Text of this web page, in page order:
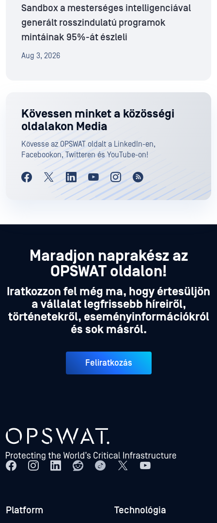
Sandbox a mesterséges intelligenciával
generált rosszindulatú programok
mintáinak 95%-át észleli
Aug 3, 2026
Kövessen minket a közösségi
oldalakon Media
Kövesse az OPSWAT oldalt a LinkedIn-en,
Facebookon, Twitteren és YouTube-on!
Maradjon naprakész az
OPSWAT oldalon!
Iratkozzon fel még ma, hogy értesüljön
a vállalat legfrissebb híreiről,
történetekről, eseményinformációkról
és sok másról.
Feliratkozás
Platform Technológia